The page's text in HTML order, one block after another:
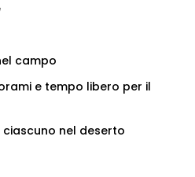
campo
e tempo libero per il
nel deserto